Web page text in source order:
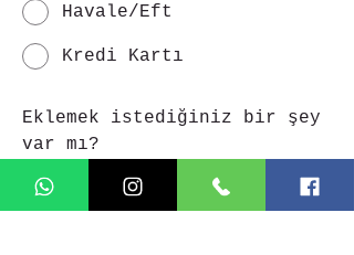
Havale/Eft
Kredi Kartı
Eklemek istediğiniz bir şey
var mı?